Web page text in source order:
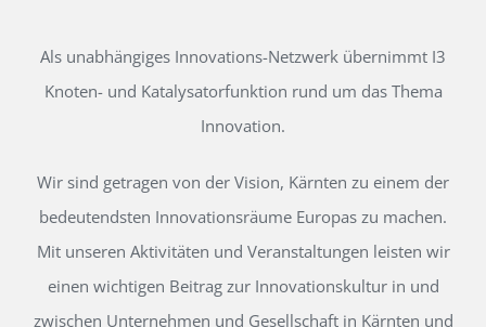
Als unabhängiges Innovations-Netzwerk übernimmt I3
Knoten- und Katalysatorfunktion rund um das Thema
Innovation.
Wir sind getragen von der Vision, Kärnten zu einem der
bedeutendsten Innovationsräume Europas zu machen.
Mit unseren Aktivitäten und Veranstaltungen leisten wir
einen wichtigen Beitrag zur Innovationskultur in und
zwischen Unternehmen und Gesellschaft in Kärnten und